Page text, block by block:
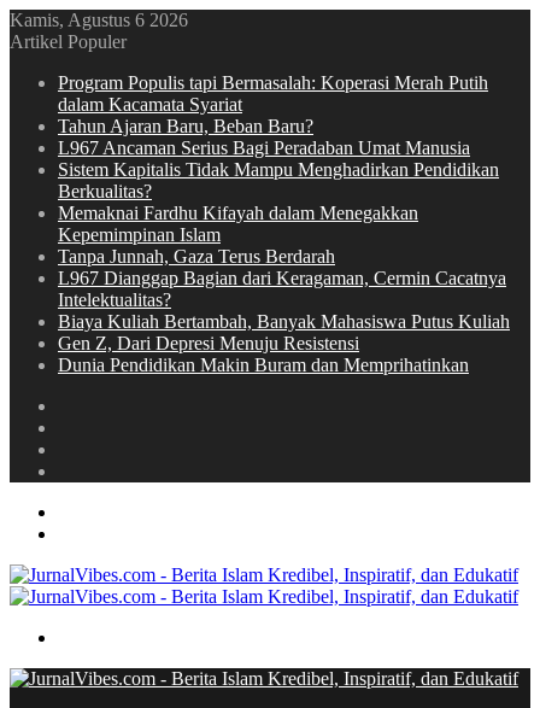
Kamis, Agustus 6 2026
Artikel Populer
Program Populis tapi Bermasalah: Koperasi Merah Putih
dalam Kacamata Syariat
Tahun Ajaran Baru, Beban Baru?
L967 Ancaman Serius Bagi Peradaban Umat Manusia
Sistem Kapitalis Tidak Mampu Menghadirkan Pendidikan
Berkualitas?
Memaknai Fardhu Kifayah dalam Menegakkan
Kepemimpinan Islam
Tanpa Junnah, Gaza Terus Berdarah
L967 Dianggap Bagian dari Keragaman, Cermin Cacatnya
Intelektualitas?
Biaya Kuliah Bertambah, Banyak Mahasiswa Putus Kuliah
Gen Z, Dari Depresi Menuju Resistensi
Dunia Pendidikan Makin Buram dan Memprihatinkan